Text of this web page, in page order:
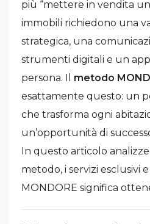
più “mettere in vendita
immobili richiedono una
strategica, una
strumenti digitali e un
persona. Il metodo
esattamente questo: un
che trasforma ogni
un’opportunità di
In questo articolo
metodo, i servizi esclusivi
MONDORE significa